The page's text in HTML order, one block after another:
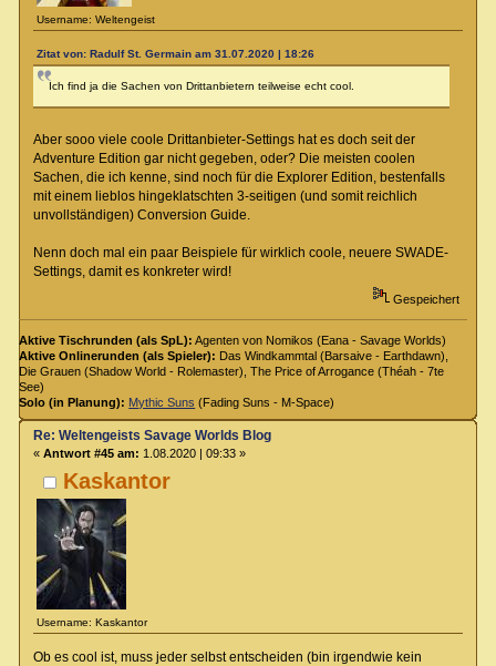
Username: Weltengeist
Zitat von: Radulf St. Germain am 31.07.2020 | 18:26
Ich find ja die Sachen von Drittanbietern teilweise echt cool.
Aber sooo viele coole Drittanbieter-Settings hat es doch seit der
Adventure Edition gar nicht gegeben, oder? Die meisten coolen
Sachen, die ich kenne, sind noch für die Explorer Edition, bestenfalls
mit einem lieblos hingeklatschten 3-seitigen (und somit reichlich
unvollständigen) Conversion Guide.
Nenn doch mal ein paar Beispiele für wirklich coole, neuere SWADE-
Settings, damit es konkreter wird!
Gespeichert
Aktive Tischrunden (als SpL): Agenten von Nomikos (Eana - Savage Worlds)
Aktive Onlinerunden (als Spieler): Das Windkammtal (Barsaive - Earthdawn),
Die Grauen (Shadow World - Rolemaster), The Price of Arrogance (Théah - 7te
See)
Solo (in Planung): Mythic Suns (Fading Suns - M-Space)
Kaskantor
Username: Kaskantor
Re: Weltengeists Savage Worlds Blog
« Antwort #45 am: 1.08.2020 | 09:33 »
Ob es cool ist, muss jeder selbst entscheiden (bin irgendwie kein